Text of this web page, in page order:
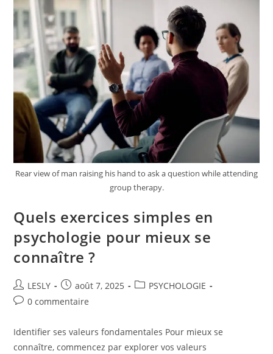
Psychologie
Positive
Rear view of man raising his hand to ask a question while attending
group therapy.
Quels exercices simples en
psychologie pour mieux se
connaître ?
Auteur/autrice
de
LESLY
Publication
publiée :
août 7, 2025
PostPSYCHOLOGIE
Commentaires
la
publication :
0 commentaire
Identifier ses valeurs fondamentales Pour mieux se
connaître, commencez par explorer vos valeurs